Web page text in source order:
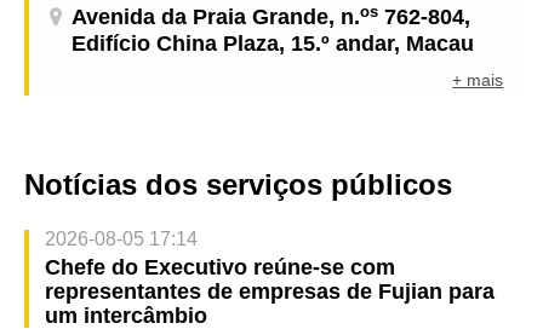
Avenida da Praia Grande, n.os 762-804,
Edifício China Plaza, 15.º andar, Macau
+ mais
Notícias dos serviços públicos
2026-08-05 17:14
Chefe do Executivo reúne-se com
representantes de empresas de Fujian para
um intercâmbio